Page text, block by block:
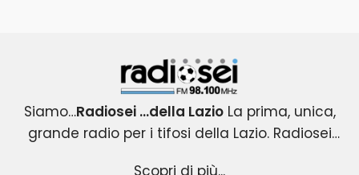
Radiosei 98.100 FM
Siamo…Radiosei …della LazioLa prima, unica,
grande radio per i tifosi della Lazio. Radiosei
Scopri di più...